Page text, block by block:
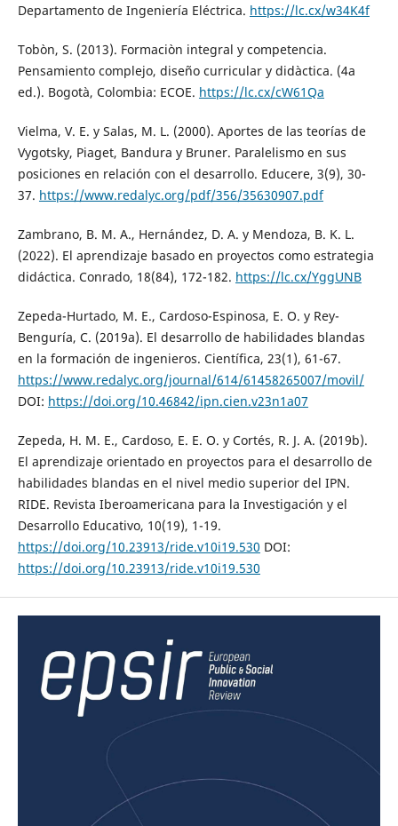
Departamento de Ingeniería Eléctrica. https://lc.cx/w34K4f
Tobòn, S. (2013). Formaciòn integral y competencia.
Pensamiento complejo, diseño curricular y didàctica. (4a
ed.). Bogotà, Colombia: ECOE. https://lc.cx/cW61Qa
Vielma, V. E. y Salas, M. L. (2000). Aportes de las teorías de
Vygotsky, Piaget, Bandura y Bruner. Paralelismo en sus
posiciones en relación con el desarrollo. Educere, 3(9), 30-
37. https://www.redalyc.org/pdf/356/35630907.pdf
Zambrano, B. M. A., Hernández, D. A. y Mendoza, B. K. L.
(2022). El aprendizaje basado en proyectos como estrategia
didáctica. Conrado, 18(84), 172-182. https://lc.cx/YggUNB
Zepeda-Hurtado, M. E., Cardoso-Espinosa, E. O. y Rey-
Benguría, C. (2019a). El desarrollo de habilidades blandas
en la formación de ingenieros. Científica, 23(1), 61-67.
https://www.redalyc.org/journal/614/61458265007/movil/
DOI: https://doi.org/10.46842/ipn.cien.v23n1a07
Zepeda, H. M. E., Cardoso, E. E. O. y Cortés, R. J. A. (2019b).
El aprendizaje orientado en proyectos para el desarrollo de
habilidades blandas en el nivel medio superior del IPN.
RIDE. Revista Iberoamericana para la Investigación y el
Desarrollo Educativo, 10(19), 1-19.
https://doi.org/10.23913/ride.v10i19.530 DOI:
https://doi.org/10.23913/ride.v10i19.530